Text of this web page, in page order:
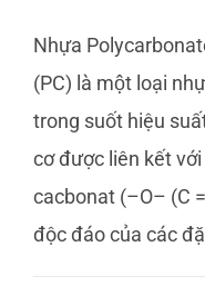
Nhựa
(PC) là một loại
trong suốt hiệu
cơ được liên kết
cacbonat (–O– (C
độc đáo của các